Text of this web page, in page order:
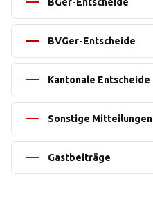
BVGer-Entscheide
Kantonale Entscheide
Sonstige Mitteilungen
Gastbeiträge